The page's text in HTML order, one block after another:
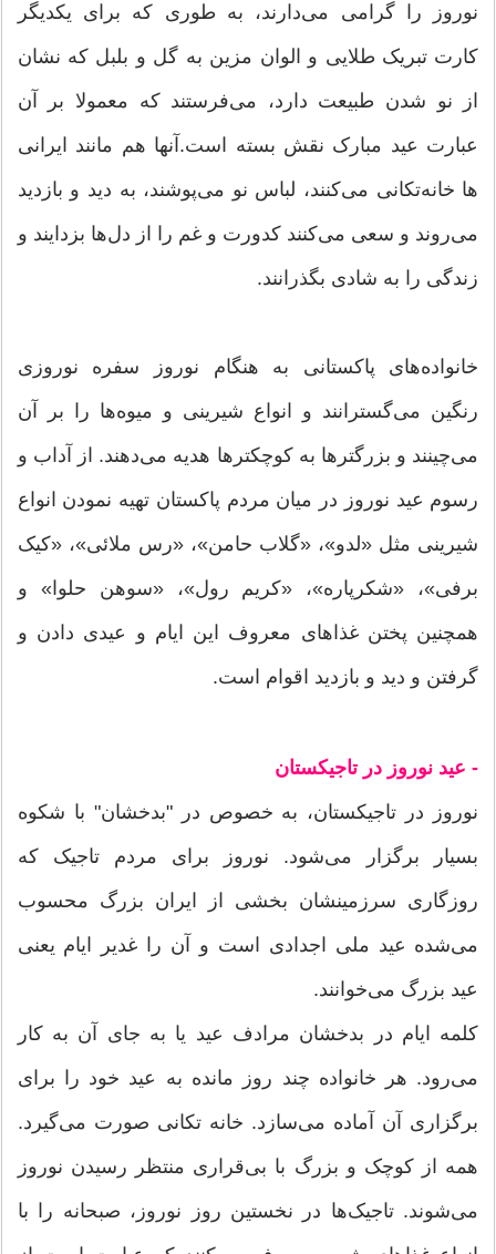
نوروز را گرامی می‌دارند، به طوری که برای یکدیگر
کارت تبریک طلایی و الوان مزین به گل و بلبل که نشان
از نو شدن طبیعت دارد، می‌فرستند که معمولا بر آن
عبارت عید مبارک نقش بسته است.آنها هم مانند ایرانی
ها خانه‌تکانی می‌کنند، لباس نو می‌پوشند، به دید و بازدید
می‌روند و سعی می‌کنند کدورت و غم‌ را از دل‌ها بزدایند و
زندگی را به شادی بگذرانند.
خانواده‌های پاکستانی به هنگام نوروز سفره نوروزی
رنگین می‌گسترانند و انواع شیرینی و میوه‌ها را بر آن
می‌چینند و بزرگترها به کوچکترها هدیه می‌دهند. از آداب و
رسوم عید نوروز در میان مردم پاکستان تهیه نمودن انواع
شیرینی مثل «لدو»، «گلاب حامن»، «رس ملائی»، «کیک
برفی»، «شکرپاره»، «کریم رول»، «سوهن حلوا» و
همچنین پختن غذاهای معروف این ایام و عیدی دادن و
گرفتن و دید و بازدید اقوام است.
- عید نوروز در تاجیکستان
نوروز در تاجیکستان، به خصوص در "بدخشان" با شکوه
بسیار برگزار می‌شود. نوروز برای مردم تاجیک که
روزگاری سرزمینشان بخشی از ایران بزرگ محسوب
می‌شده عید ملی اجدادی است و آن را غدیر ایام یعنی
عید بزرگ می‌خوانند.
کلمه ایام در بدخشان مرادف عید یا به جای آن به کار
می‌رود. هر خانواده چند روز مانده به عید خود را برای
برگزاری آن آماده می‌سازد. خانه تکانی صورت می‌گیرد.
همه از کوچک و بزرگ با بی‌قراری منتظر رسیدن نوروز
می‌شوند. تاجیک‌ها در نخستین روز نوروز، صبحانه را با